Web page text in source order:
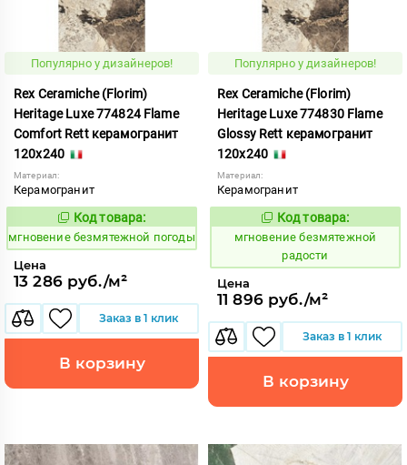
Популярно у дизайнеров!
Rex Ceramiche (Florim)
Heritage Luxe 774824 Flame
Comfort Rett керамогранит
120x240
Материал:
Керамогранит
938071
Код товара:
мгновение безмятежной погоды
Цена
13 286 руб./м²
Заказ в 1 клик
В корзину
Популярно у дизайнеров!
Rex Ceramiche (Florim)
Heritage Luxe 774830 Flame
Glossy Rett керамогранит
120x240
Материал:
Керамогранит
938077
Код товара:
мгновение безмятежной
радости
Цена
11 896 руб./м²
Заказ в 1 клик
В корзину